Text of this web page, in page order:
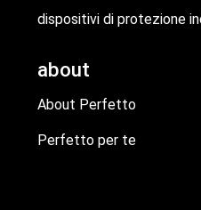
dispositivi di protezione
about
About Perfetto
Perfetto per te